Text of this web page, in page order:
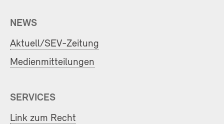
NEWS
Aktuell/SEV-Zeitung
Medienmitteilungen
SERVICES
Link zum Recht